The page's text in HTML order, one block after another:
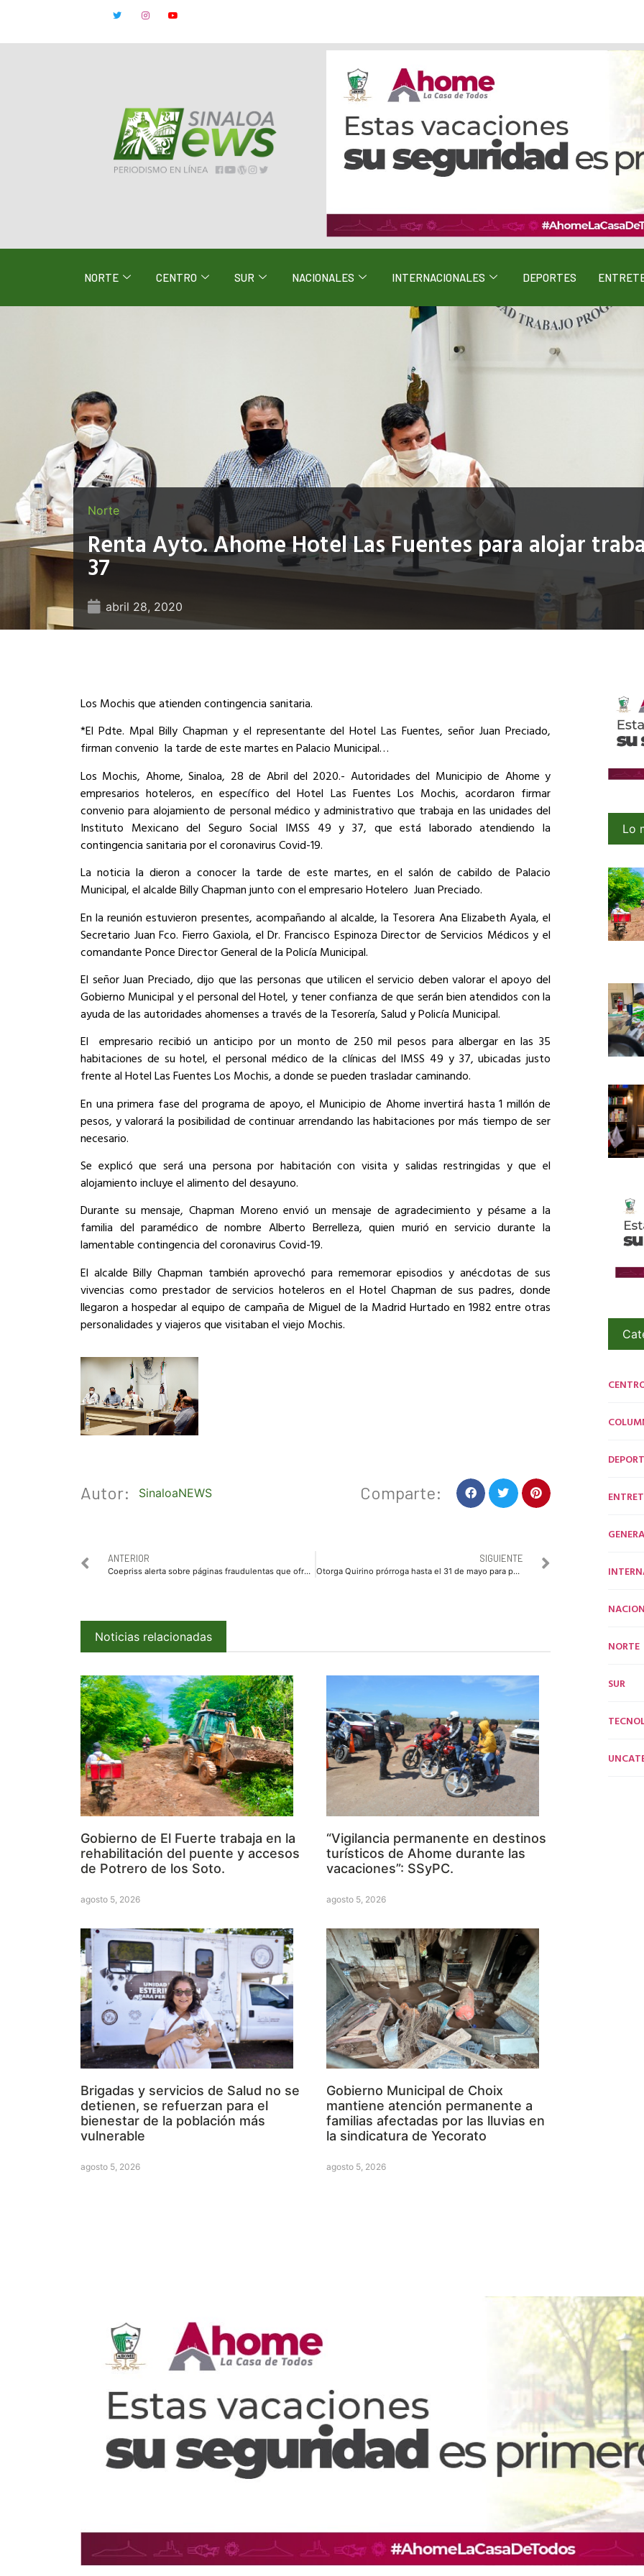
NORTE CENTRO SUR NACIONALES INTERNACIONALES DEPORTES
Norte
Renta Ayto. Ahome Hotel Las Fuentes para alojar
37
abril 28, 2020
Los Mochis que atienden contingencia sanitaria.
*El Pdte. Mpal Billy Chapman y el representante del Hotel Las Fuentes, señor Juan Preciado,
firman convenio la tarde de este martes en Palacio Municipal…
Los Mochis, Ahome, Sinaloa, 28 de Abril del 2020.- Autoridades del Municipio de Ahome y
empresarios hoteleros, en específico del Hotel Las Fuentes Los Mochis, acordaron firmar
convenio para alojamiento de personal médico y administrativo que trabaja en las unidades del
Instituto Mexicano del Seguro Social IMSS 49 y 37, que está laborado atendiendo la
contingencia sanitaria por el coronavirus Covid-19.
La noticia la dieron a conocer la tarde de este martes, en el salón de cabildo de Palacio
Municipal, el alcalde Billy Chapman junto con el empresario Hotelero Juan Preciado.
En la reunión estuvieron presentes, acompañando al alcalde, la Tesorera Ana Elizabeth Ayala, el
Secretario Juan Fco. Fierro Gaxiola, el Dr. Francisco Espinoza Director de Servicios Médicos y el
comandante Ponce Director General de la Policía Municipal.
El señor Juan Preciado, dijo que las personas que utilicen el servicio deben valorar el apoyo del
Gobierno Municipal y el personal del Hotel, y tener confianza de que serán bien atendidos con la
ayuda de las autoridades ahomenses a través de la Tesorería, Salud y Policía Municipal.
El
empresario recibió un anticipo por un monto de 250 mil pesos para albergar en las 35
habitaciones de su hotel, el personal médico de la clínicas del IMSS 49 y 37, ubicadas justo
frente al Hotel Las Fuentes Los Mochis, a donde se pueden trasladar caminando.
En una primera fase del programa de apoyo, el Municipio de Ahome invertirá hasta 1 millón de
pesos, y valorará la posibilidad de continuar arrendando las habitaciones por más tiempo de ser
necesario.
Se explicó que será una persona por habitación con visita y salidas restringidas y que el
alojamiento incluye el alimento del desayuno.
Durante su mensaje, Chapman Moreno envió un mensaje de agradecimiento y pésame a la
familia del paramédico de nombre Alberto Berrelleza, quien murió en servicio durante la
lamentable contingencia del coronavirus Covid-19.
El alcalde Billy Chapman también aprovechó para rememorar episodios y anécdotas de sus
vivencias como prestador de servicios hoteleros en el Hotel Chapman de sus padres, donde
llegaron a hospedar al equipo de campaña de Miguel de la Madrid Hurtado en 1982 entre otras
personalidades y viajeros que visitaban el viejo Mochis.
Autor: SinaloaNEWS Comparte:
ANTERIOR
Coepriss alerta sobre páginas fraudulentas que ofrecen productos y tratamientos para el COVID-19
SIGUIENTE
Otorga Quirino prórroga hasta el 31 de mayo para pago de trámites vehiculares
Noticias relacionadas
Gobierno de El Fuerte trabaja en la
rehabilitación del puente y accesos
de Potrero de los Soto.
agosto 5, 2026
“Vigilancia permanente en destinos
turísticos de Ahome durante las
vacaciones”: SSyPC.
agosto 5, 2026
Brigadas y servicios de Salud no se
detienen, se refuerzan para el
bienestar de la población más
vulnerable
agosto 5, 2026
Gobierno Municipal de Choix
mantiene atención permanente a
familias afectadas por las lluvias en
la sindicatura de Yecorato
agosto 5, 2026
Lo
NORTE
SUR